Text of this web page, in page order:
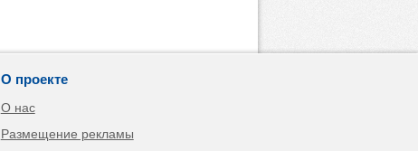
О проекте
О нас
Размещение рекламы